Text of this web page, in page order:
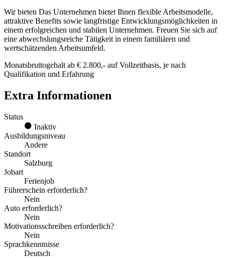
Wir bieten Das Unternehmen bietet Ihnen flexible Arbeitsmodelle,
attraktive Benefits sowie langfristige Entwicklungsmöglichkeiten in
einem erfolgreichen und stabilen Unternehmen. Freuen Sie sich auf
eine abwechslungsreiche Tätigkeit in einem familiären und
wertschätzenden Arbeitsumfeld.
Monatsbruttogehalt ab € 2.800,- auf Vollzeitbasis, je nach
Qualifikation und Erfahrung
Extra Informationen
Status
Inaktiv
Ausbildungsniveau
Andere
Standort
Salzburg
Jobart
Ferienjob
Führerschein erforderlich?
Nein
Auto erforderlich?
Nein
Motivationsschreiben erforderlich?
Nein
Sprachkenntnisse
Deutsch